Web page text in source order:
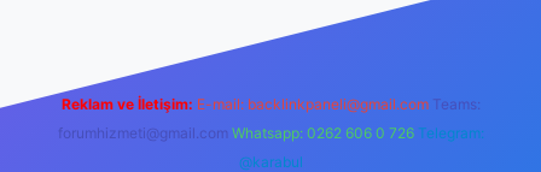
Reklam ve İletişim: E-mail: backlinkpaneli@gmail.com Teams:
forumhizmeti@gmail.com Whatsapp: 0262 606 0 726 Telegram:
@karabul